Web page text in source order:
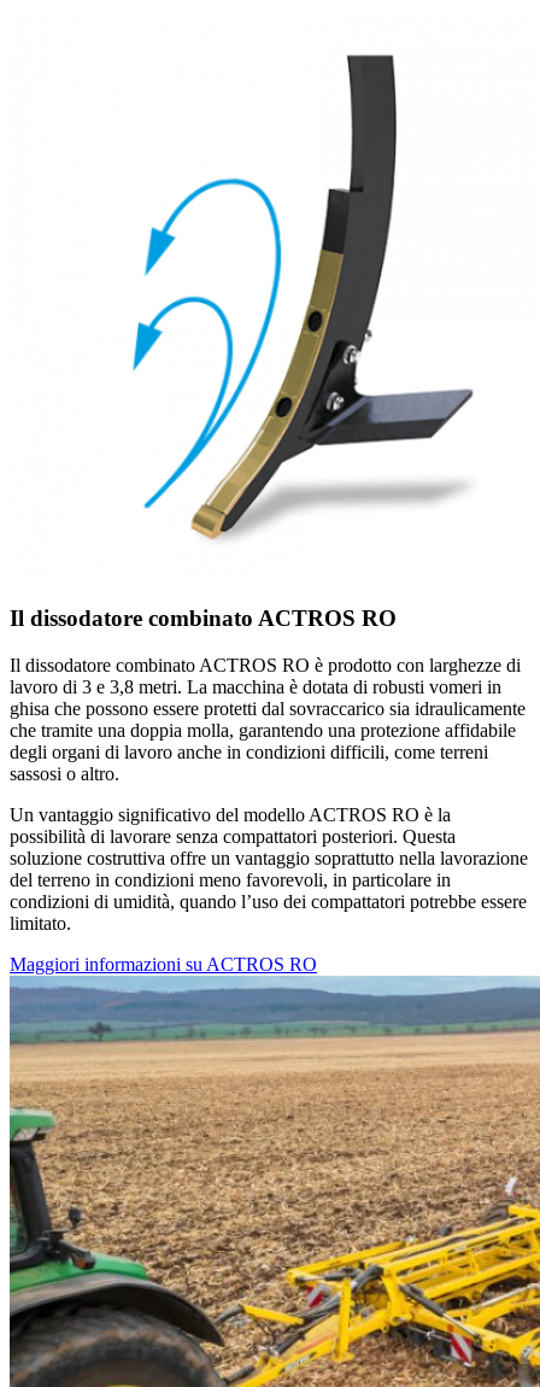
Il dissodatore combinato ACTROS RO
Il dissodatore combinato ACTROS RO è prodotto con larghezze di
lavoro di 3 e 3,8 metri. La macchina è dotata di robusti vomeri in
ghisa che possono essere protetti dal sovraccarico sia idraulicamente
che tramite una doppia molla, garantendo una protezione affidabile
degli organi di lavoro anche in condizioni difficili, come terreni
sassosi o altro.
Un vantaggio significativo del modello ACTROS RO è la
possibilità di lavorare senza compattatori posteriori. Questa
soluzione costruttiva offre un vantaggio soprattutto nella lavorazione
del terreno in condizioni meno favorevoli, in particolare in
condizioni di umidità, quando l’uso dei compattatori potrebbe essere
limitato.
Maggiori informazioni su ACTROS RO